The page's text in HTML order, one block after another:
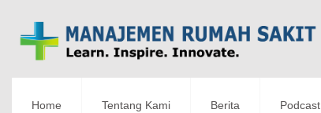
Home Tentang Kami Berita Podcast